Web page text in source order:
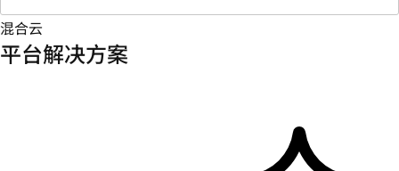
混合云
平台解决方案